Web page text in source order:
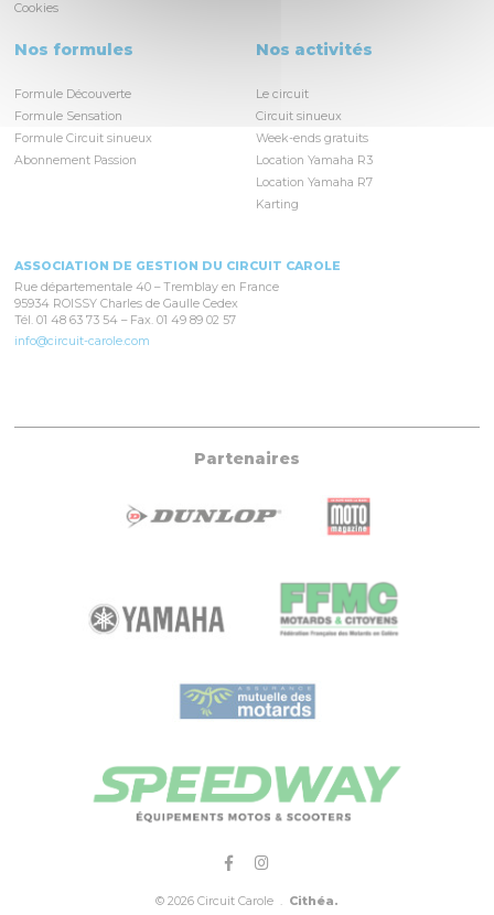
Cookies
Nos formules
Formule Découverte
Formule Sensation
Formule Circuit sinueux
Abonnement Passion
Nos activités
Le circuit
Circuit sinueux
Week-ends gratuits
Location Yamaha R3
Location Yamaha R7
Karting
ASSOCIATION DE GESTION DU CIRCUIT CAROLE
Rue départementale 40 – Tremblay en France
95934 ROISSY Charles de Gaulle Cedex
Tél. 01 48 63 73 54 – Fax. 01 49 89 02 57
info@circuit-carole.com
Partenaires
© 2026 Circuit Carole . Cithéa.